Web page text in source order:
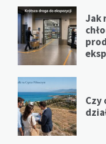
Jak
Czy